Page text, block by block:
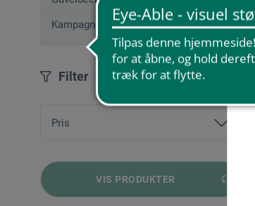
Kampagnetilbud
Filter
Pris
VIS PRODUKTER